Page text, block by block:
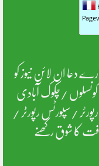
ان لائن نیوز کو
/چکوک آبادی
/سپورٹس رپورٹر /
کا شوق رکھنے